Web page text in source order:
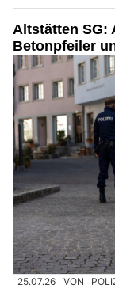
Altstätten SG:
Betonpfeiler
25.07.26 VON